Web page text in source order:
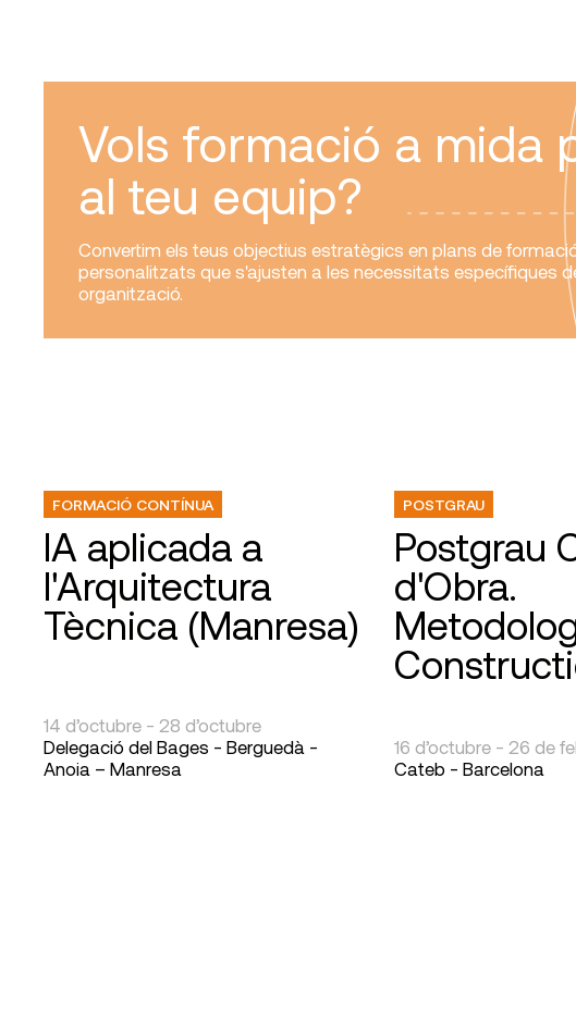
Vols formació a mida
al teu equip?
Convertim els teus objectius estratègics en plans de
personalitzats que s'ajusten a les necessitats específiques
organització.
FORMACIÓ CONTÍNUA
IA aplicada a
l'Arquitectura
Tècnica (Manresa)
14 d’octubre - 28 d’octubre
Delegació del Bages - Berguedà -
Anoia – Manresa
POSTGRAU
Postgrau
d'Obra.
16 d’octubre - 26 de
Cateb - Barcelona